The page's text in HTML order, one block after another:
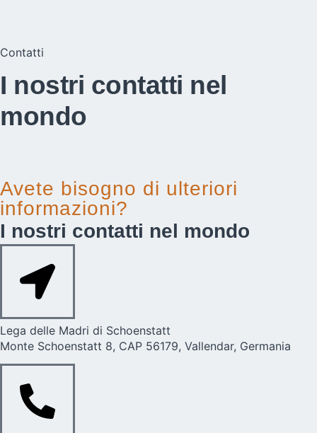
Contatti
I nostri contatti nel
mondo
Avete bisogno di ulteriori
informazioni?
I nostri contatti nel mondo
Lega delle Madri di Schoenstatt
Monte Schoenstatt 8, CAP 56179, Vallendar, Germania